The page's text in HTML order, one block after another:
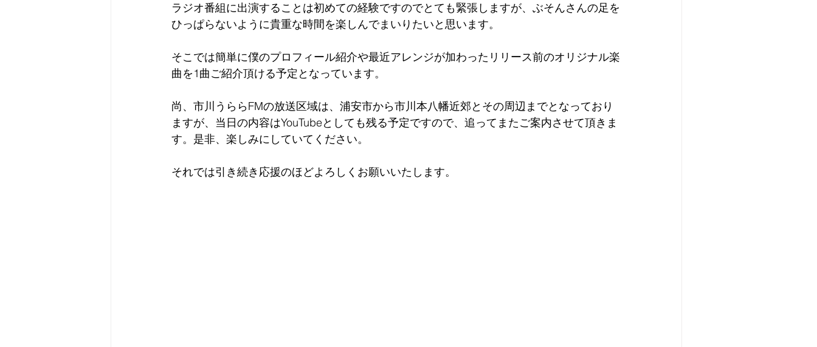
ラジオ番組に出演することは初めての経験ですのでとても緊張しますが、ぶそんさんの足を
ひっぱらないように貴重な時間を楽しんでまいりたいと思います。
そこでは簡単に僕のプロフィール紹介や最近アレンジが加わったリリース前のオリジナル楽
曲を1曲ご紹介頂ける予定となっています。
尚、市川うららFMの放送区域は、浦安市から市川本八幡近郊とその周辺までとなっており
ますが、当日の内容はYouTubeとしても残る予定ですので、追ってまたご案内させて頂きま
す。是非、楽しみにしていてください。
それでは引き続き応援のほどよろしくお願いいたします。